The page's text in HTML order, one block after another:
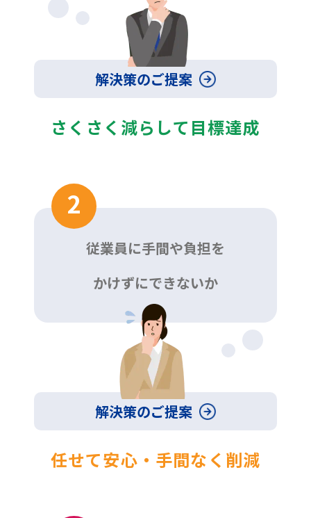
解決策のご提案
さくさく減らして目標達成
2
従業員に手間や負担を
かけずにできないか
解決策のご提案
任せて安心・手間なく削減